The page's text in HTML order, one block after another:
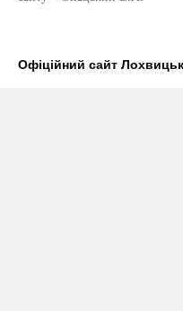
Офіційний сайт